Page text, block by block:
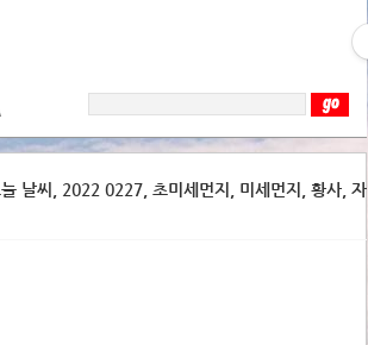
날씨, 2022 0227, 초미세먼지, 미세먼지, 황사, 자